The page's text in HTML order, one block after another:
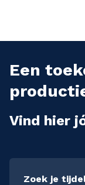
Een
Vind hier
Zoek je